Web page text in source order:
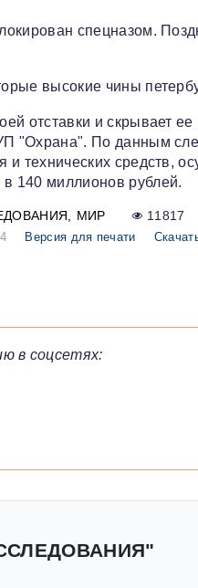
спецназом.
высокие чины
отставки и скрывает
"Охрана". По данным
технических средств,
140 миллионов рублей.
МИР 11817
Версия для печати
в соцсетях: